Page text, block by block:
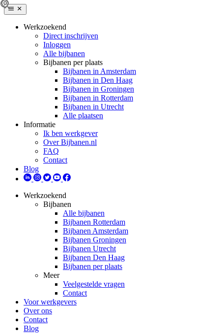
Werkzoekend
Direct inschrijven
Inloggen
Alle bijbanen
Bijbanen per plaats
Bijbanen in Amsterdam
Bijbanen in Den Haag
Bijbanen in Groningen
Bijbanen in Rotterdam
Bijbanen in Utrecht
Alle plaatsen
Informatie
Ik ben werkgever
Over Bijbanen.nl
FAQ
Contact
Blog
Werkzoekend
Bijbanen
Alle bijbanen
Bijbanen Rotterdam
Bijbanen Amsterdam
Bijbanen Groningen
Bijbanen Utrecht
Bijbanen Den Haag
Bijbanen per plaats
Meer
Veelgestelde vragen
Contact
Voor werkgevers
Over ons
Contact
Blog